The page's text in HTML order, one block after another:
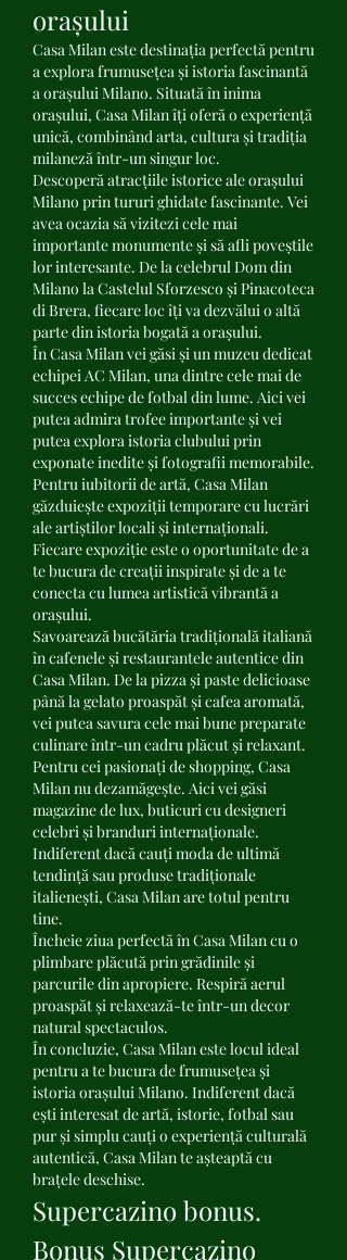
orașului
Casa Milan este destinația perfectă pentru
a explora frumusețea și istoria fascinantă
a orașului Milano. Situată în inima
orașului, Casa Milan îți oferă o experiență
unică, combinând arta, cultura și tradiția
milaneză într-un singur loc.
Descoperă atracțiile istorice ale orașului
Milano prin tururi ghidate fascinante. Vei
avea ocazia să vizitezi cele mai
importante monumente și să afli poveștile
lor interesante. De la celebrul Dom din
Milano la Castelul Sforzesco și Pinacoteca
di Brera, fiecare loc îți va dezvălui o altă
parte din istoria bogată a orașului.
În Casa Milan vei găsi și un muzeu dedicat
echipei AC Milan, una dintre cele mai de
succes echipe de fotbal din lume. Aici vei
putea admira trofee importante și vei
putea explora istoria clubului prin
exponate inedite și fotografii memorabile.
Pentru iubitorii de artă, Casa Milan
găzduiește expoziții temporare cu lucrări
ale artiștilor locali și internaționali.
Fiecare expoziție este o oportunitate de a
te bucura de creații inspirate și de a te
conecta cu lumea artistică vibrantă a
orașului.
Savoarează bucătăria tradițională italiană
în cafenele și restaurantele autentice din
Casa Milan. De la pizza și paste delicioase
până la gelato proaspăt și cafea aromată,
vei putea savura cele mai bune preparate
culinare într-un cadru plăcut și relaxant.
Pentru cei pasionați de shopping, Casa
Milan nu dezamăgește. Aici vei găsi
magazine de lux, buticuri cu designeri
celebri și branduri internaționale.
Indiferent dacă cauți moda de ultimă
tendință sau produse tradiționale
italienești, Casa Milan are totul pentru
tine.
Încheie ziua perfectă în Casa Milan cu o
plimbare plăcută prin grădinile și
parcurile din apropiere. Respiră aerul
proaspăt și relaxează-te într-un decor
natural spectaculos.
În concluzie, Casa Milan este locul ideal
pentru a te bucura de frumusețea și
istoria orașului Milano. Indiferent dacă
ești interesat de artă, istorie, fotbal sau
pur și simplu cauți o experiență culturală
autentică, Casa Milan te așteaptă cu
brațele deschise.
Supercazino bonus.
Bonus Supercazino